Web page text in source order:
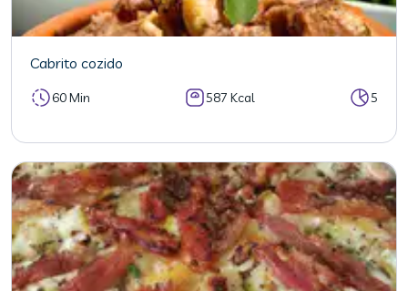
Cabrito cozido
60 Min 587 Kcal 5